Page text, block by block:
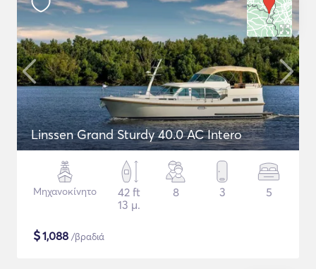
Linssen Grand Sturdy 40.0 AC Intero
Μηχανοκίνητο
42 ft
13 μ.
8 3 5
$1,088 /βραδιά